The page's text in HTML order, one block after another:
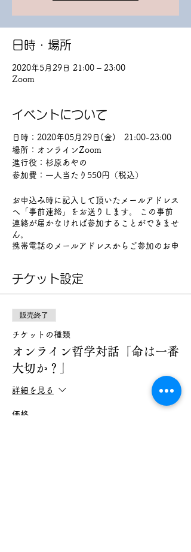
日時・場所
2020年5月29日 21:00 – 23:00
Zoom
イベントについて
日時：2020年05月29日(金) 21:00-23:00
場所：オンラインZoom
進行役：杉原あやの
参加費：一人当たり550円（税込）
お申込み時に記入して頂いたメールアドレス
へ「事前連絡」をお送りします。 この事前
連絡が届かなければ参加することができませ
ん。
携帯電話のメールアドレスからご参加のお申
PCからのメールやURLを含むメールを拒否
050-5897-3829までお電話を。
●知識を披露したり、人生論を展開したり、
評論家のように語る場ではありません。
●議論に勝ち負けはありません。途中で分か
らなくなっても良いですし、考えが変わって
も良いです。うまく話せなくても構いませ
チケット設定
販売終了
チケットの種類
オンライン哲学対話「命は一番
大切か？」
詳細を見る
価格